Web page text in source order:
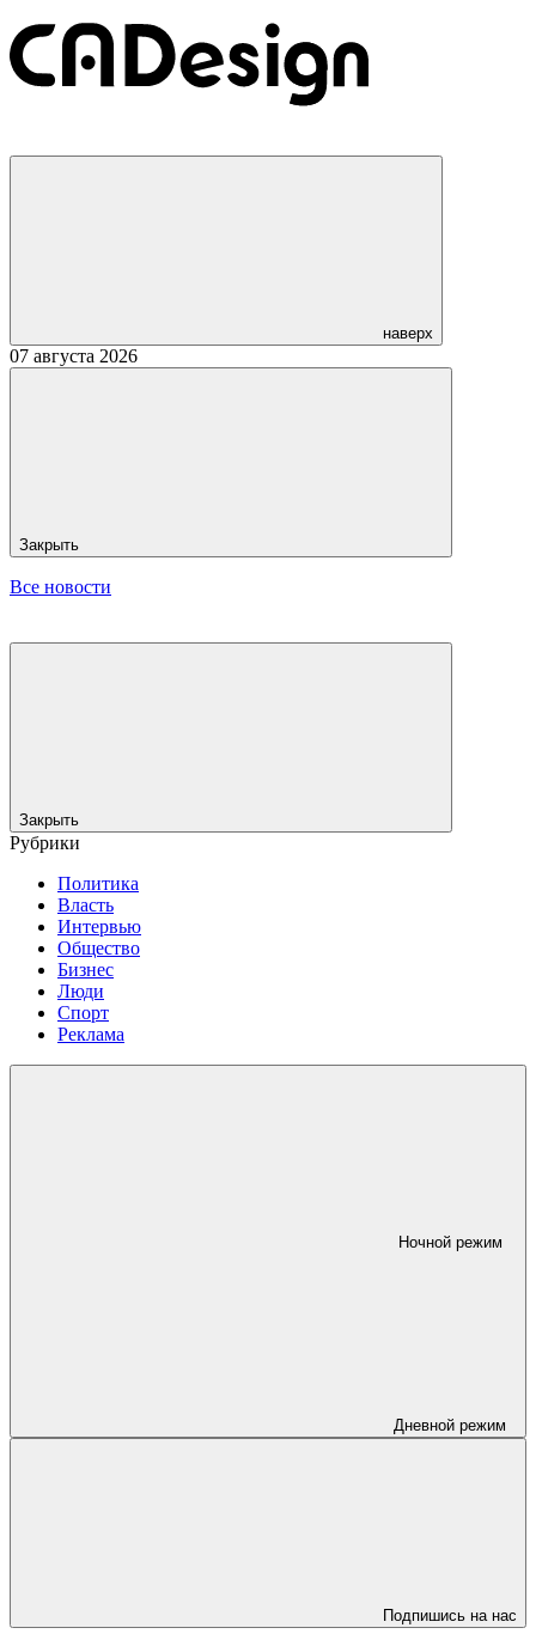
наверх
07 августа 2026
Закрыть
Все новости
Закрыть
Рубрики
Политика
Власть
Интервью
Общество
Бизнес
Люди
Спорт
Реклама
Ночной режим
Дневной режим
Подпишись на нас